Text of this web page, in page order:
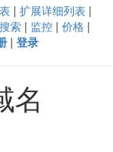
| 扩展详细列表 |
搜索 | 监控 | 价格 |
| 登录
名